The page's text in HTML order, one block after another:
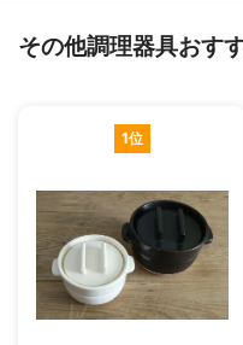
その他調理器具おす
1位